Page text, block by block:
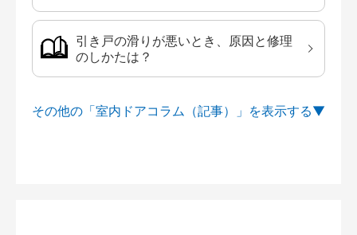
引き戸の滑りが悪いとき、原因と修理
のしかたは？
その他の「室内ドアコラム（記事）」を